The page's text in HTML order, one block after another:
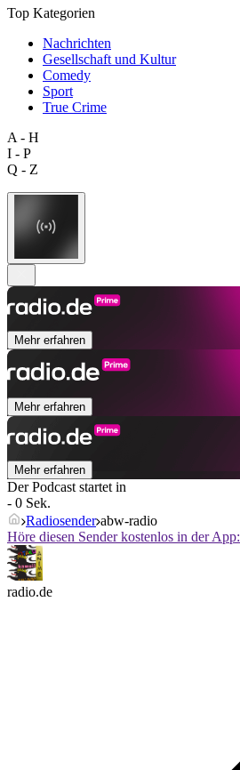
Top Kategorien
Nachrichten
Gesellschaft und Kultur
Comedy
Sport
True Crime
A - H
I - P
Q - Z
Mehr erfahren
Mehr erfahren
Mehr erfahren
Der Podcast startet in
- 0 Sek.
Radiosender abw-radio
Höre diesen Sender kostenlos in der App:
radio.de